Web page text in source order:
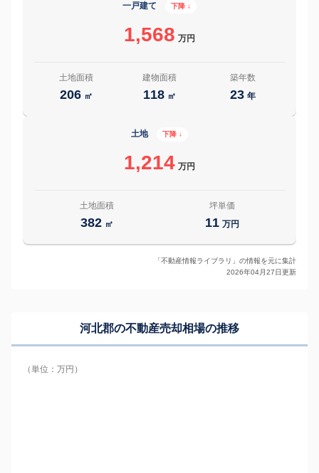
一戸建て 下降 ↓
1,568 万円
土地面積
206 ㎡
建物面積
118 ㎡
築年数
23 年
土地 下降 ↓
1,214 万円
土地面積
382 ㎡
坪単価
11 万円
「不動産情報ライブラリ」の情報を元に集計
2026年04月27日更新
河北郡の不動産売却相場の推移
（単位：万円）